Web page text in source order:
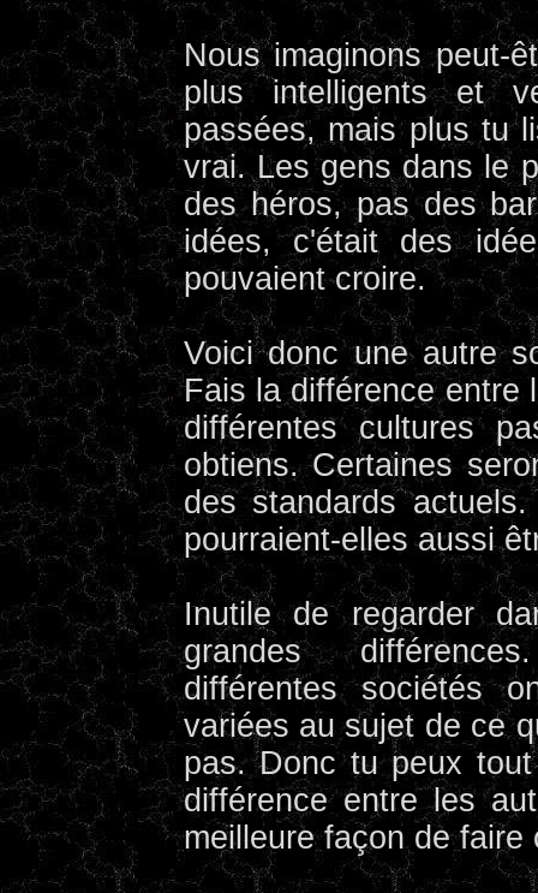
Nous imaginons peut-
plus intelligents et
passées, mais plus tu
vrai. Les gens dans le
des héros, pas des
idées, c'était des
pouvaient croire.
Voici donc une autre
Fais la différence entre
différentes cultures
obtiens. Certaines
des standards
pourraient-elles aussi
Inutile de regarder
grandes
différentes sociétés
variées au sujet de ce
pas. Donc tu peux
différence entre les
meilleure façon de